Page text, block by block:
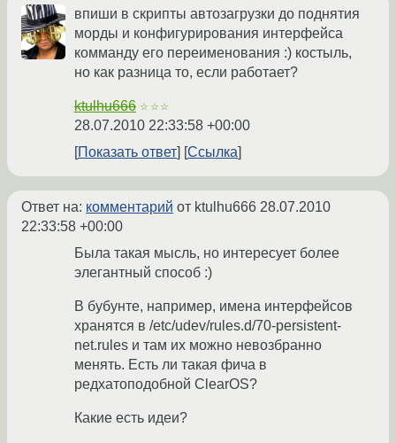
впиши в скрипты автозагрузки до поднятия
морды и конфигурирования интерфейса
комманду его переименования :) костыль,
но как разница то, если работает?
ktulhu666 ☆☆☆
28.07.2010 22:33:58 +00:00
Показать ответ
Ссылка
Ответ на: комментарий от ktulhu666 28.07.2010
22:33:58 +00:00
Была такая мысль, но интересует более
элегантный способ :)
В бубунте, например, имена интерфейсов
хранятся в /etc/udev/rules.d/70-persistent-
net.rules и там их можно невозбранно
менять. Есть ли такая фича в
редхатоподобной ClearOS?
Какие есть идеи?